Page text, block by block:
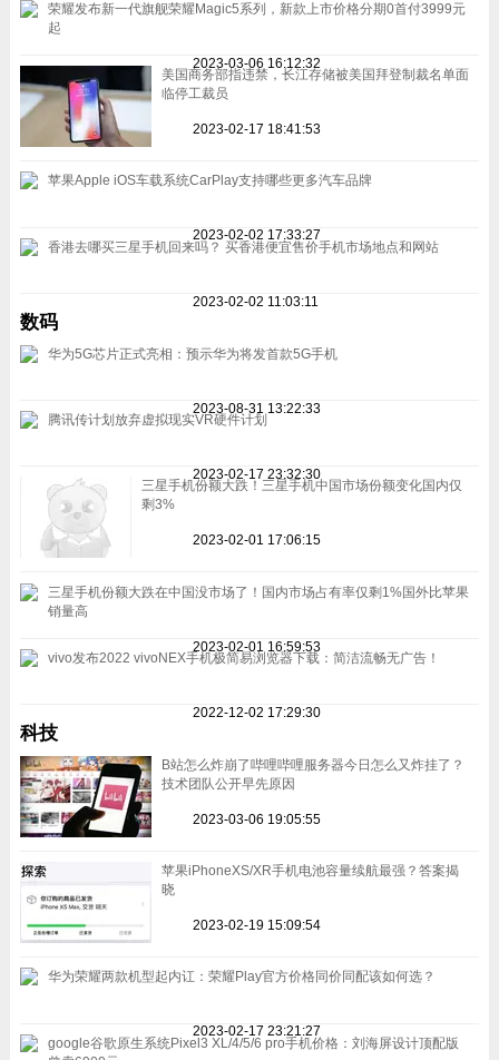
荣耀发布新一代旗舰荣耀Magic5系列，新款上市价格分期0首付3999元
起
2023-03-06 16:12:32
美国商务部指违禁，长江存储被美国拜登制裁名单面
临停工裁员
2023-02-17 18:41:53
苹果Apple iOS车载系统CarPlay支持哪些更多汽车品牌
2023-02-02 17:33:27
香港去哪买三星手机回来吗？ 买香港便宜售价手机市场地点和网站
2023-02-02 11:03:11
数码
华为5G芯片正式亮相：预示华为将发首款5G手机
2023-08-31 13:22:33
腾讯传计划放弃虚拟现实VR硬件计划
2023-02-17 23:32:30
三星手机份额大跌！三星手机中国市场份额变化国内仅
剩3%
2023-02-01 17:06:15
三星手机份额大跌在中国没市场了！国内市场占有率仅剩1%国外比苹果
销量高
2023-02-01 16:59:53
vivo发布2022 vivoNEX手机极简易浏览器下载：简洁流畅无广告！
2022-12-02 17:29:30
科技
B站怎么炸崩了哔哩哔哩服务器今日怎么又炸挂了？
技术团队公开早先原因
2023-03-06 19:05:55
苹果iPhoneXS/XR手机电池容量续航最强？答案揭
晓
2023-02-19 15:09:54
华为荣耀两款机型起内讧：荣耀Play官方价格同价同配该如何选？
2023-02-17 23:21:27
google谷歌原生系统Pixel3 XL/4/5/6 pro手机价格：刘海屏设计顶配版